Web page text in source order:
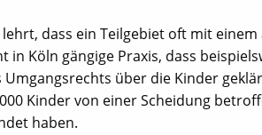
dass ein Teilgebiet oft mit
Köln gängige Praxis, dass
über die Kinder
Kinder von einer Scheidung
haben.